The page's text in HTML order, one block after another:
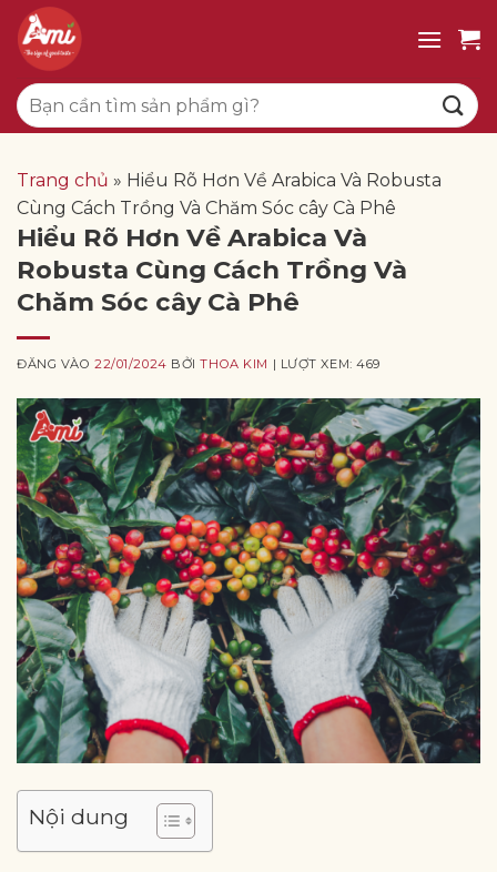
qua
dung
Tìm
kiếm:
Trang chủ » Hiểu Rõ Hơn Về Arabica Và Robusta
Cùng Cách Trồng Và Chăm Sóc cây Cà Phê
Hiểu Rõ Hơn Về Arabica Và
Robusta Cùng Cách Trồng Và
Chăm Sóc cây Cà Phê
ĐĂNG VÀO22/01/2024 BỞITHOA KIM | LƯỢT XEM: 469
Nội dung